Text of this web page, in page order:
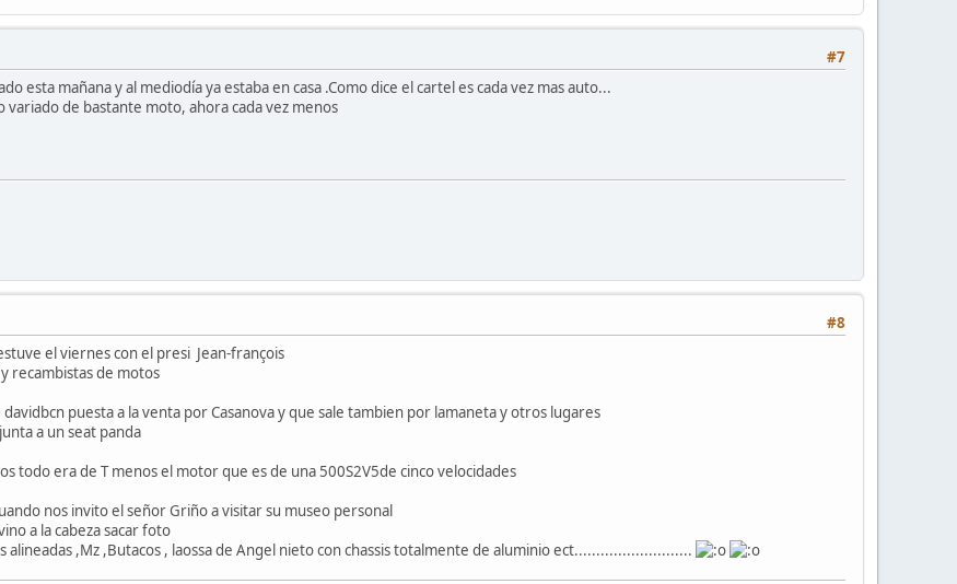
#7
esta mañana y al mediodía ya estaba en casa .Como dice el cartel es cada vez mas auto...
de bastante moto, ahora cada vez menos
#8
el viernes con el presi Jean-françois
recambistas de motos
puesta a la venta por Casanova y que sale tambien por lamaneta y otros lugares
a un seat panda
todo era de T menos el motor que es de una 500S2V5de cinco velocidades
nos invito el señor Griño a visitar su museo personal
a la cabeza sacar foto
alineadas ,Mz ,Butacos , laossa de Angel nieto con chassis totalmente de aluminio ect...........................